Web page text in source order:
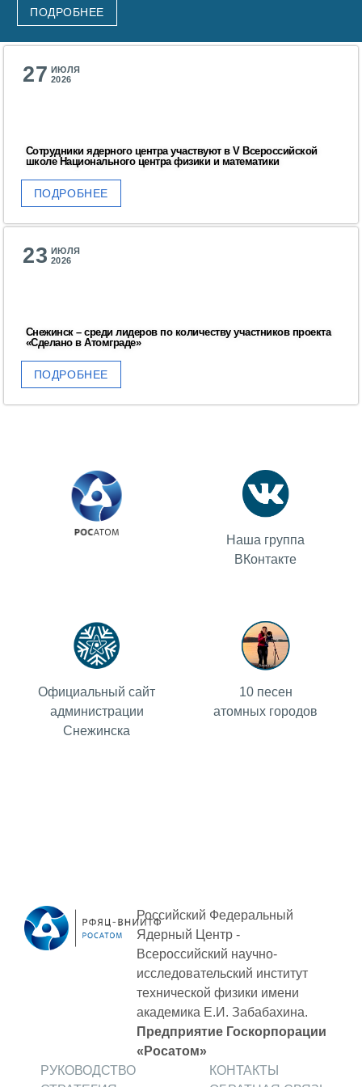
Социальная поддержка
Спорт и отдых
Санаторий-профилакторий
Территория здоровья
Новости ВНИИТФ
ПОСТАВЩИКАМ
Новости
Документы
Контроль и арбитраж
Обучение
ОБРАЗОВАНИЕ/КАРЬЕРА
Оформление анкетного материала РФЯЦ
- ВНИИТФ
Профессиональное обучение
Практика для студентов
ПОДРОБНЕЕ
27 ИЮЛЯ
2026
Сотрудники ядерного центра участвуют в V Всероссийской
школе Национального центра физики и математики
ПОДРОБНЕЕ
23 ИЮЛЯ
2026
Снежинск – среди лидеров по количеству участников проекта
«Сделано в Атомграде»
ПОДРОБНЕЕ
Наша группа
ВКонтакте
Официальный сайт
администрации
Снежинска
10 песен
атомных городов
Российский Федеральный
Ядерный Центр -
Всероссийский научно-
исследовательский институт
технической физики имени
академика Е.И. Забабахина.
Предприятие Госкорпорации
«Росатом»
РУКОВОДСТВО
КОНТАКТЫ